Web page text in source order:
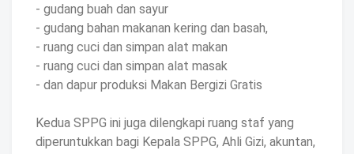
- ⁠gudang buah dan sayur
- ⁠gudang bahan makanan kering dan basah,
- ⁠ruang cuci dan simpan alat makan
- ⁠ruang cuci dan simpan alat masak
- dan ⁠dapur produksi Makan Bergizi Gratis
Kedua SPPG ini juga dilengkapi ruang staf yang
diperuntukkan bagi Kepala SPPG, Ahli Gizi, akuntan,